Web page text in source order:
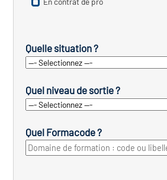
Quelle situation ?
Quel niveau de sortie ?
Quel Formacode ?